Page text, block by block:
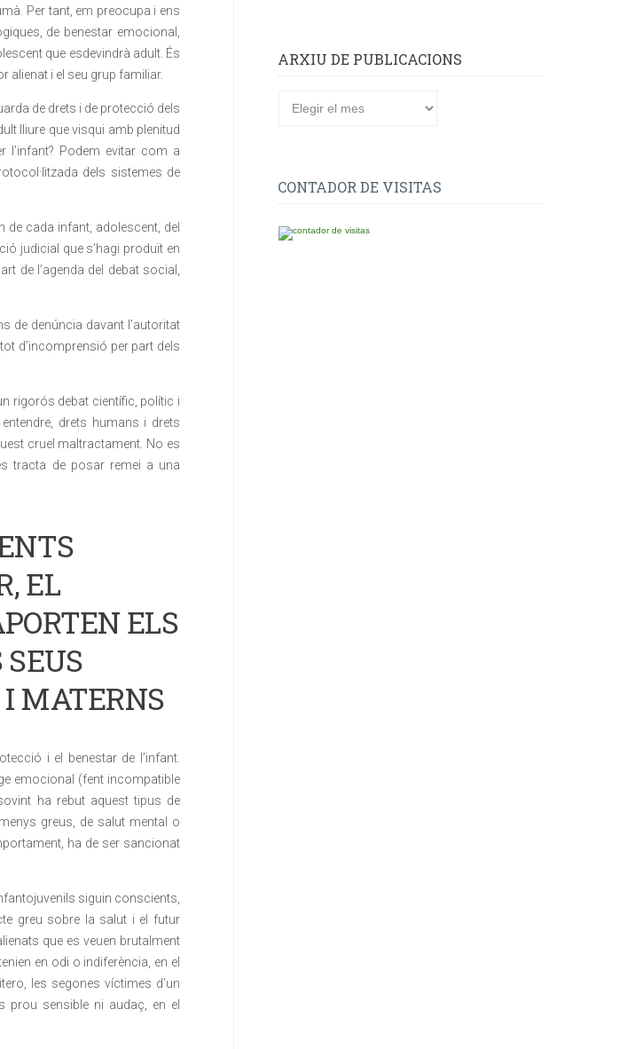
Per tant, em preocupa i ens
de benestar emocional,
que esdevindrà adult. És
alienat i el seu grup familiar.
de drets i de protecció dels
lliure que visqui amb plenitud
l’infant? Podem evitar com a
dels sistemes de
de cada infant, adolescent, del
judicial que s’hagi produït en
de l’agenda del debat social,
de denúncia davant l’autoritat
d’incomprensió per part dels
rigorós debat científic, polític i
drets humans i drets
cruel maltractament. No es
tracta de posar remei a una
EL
ELS
SEUS
I MATERNS
i el benestar de l’infant.
emocional (fent incompatible
ha rebut aquest tipus de
greus, de salut mental o
ha de ser sancionat
siguin conscients,
greu sobre la salut i el futur
que es veuen brutalment
en odi o indiferència, en el
les segones víctimes d’un
prou sensible ni audaç, en el
ARXIU DE PUBLICACIONS
CONTADOR DE VISITAS